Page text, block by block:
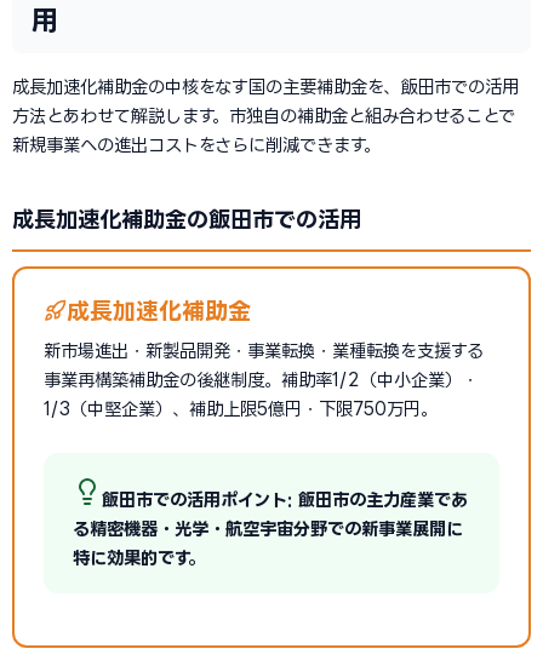
用
成長加速化補助金の中核をなす国の主要補助金を、飯田市での活用
方法とあわせて解説します。市独自の補助金と組み合わせることで
新規事業への進出コストをさらに削減できます。
成長加速化補助金の飯田市での活用
成長加速化補助金
新市場進出・新製品開発・事業転換・業種転換を支援する
事業再構築補助金の後継制度。補助率1/2（中小企業）・
1/3（中堅企業）、補助上限5億円・下限750万円。
飯田市での活用ポイント: 飯田市の主力産業であ
る精密機器・光学・航空宇宙分野での新事業展開に
特に効果的です。